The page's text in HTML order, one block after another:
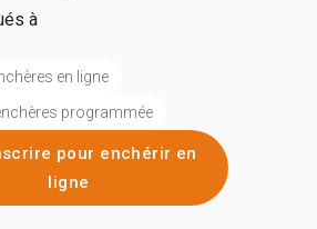
à
en ligne
programmée
pour enchérir en
ligne